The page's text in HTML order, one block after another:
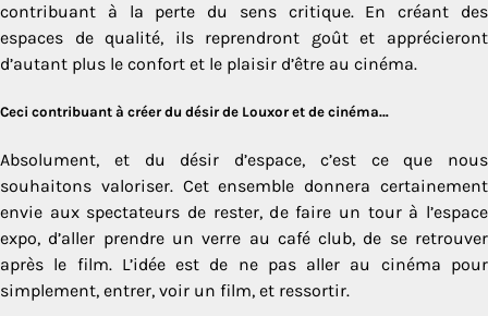
contribuant à la perte du sens critique. En créant des
espaces de qualité, ils reprendront goût et apprécieront
d’autant plus le confort et le plaisir d’être au cinéma.
Ceci contribuant à créer du désir de Louxor et de cinéma…
Absolument, et du désir d’espace, c’est ce que nous
souhaitons valoriser. Cet ensemble donnera certainement
envie aux spectateurs de rester, de faire un tour à l’espace
expo, d’aller prendre un verre au café club, de se retrouver
après le film. L’idée est de ne pas aller au cinéma pour
simplement, entrer, voir un film, et ressortir.